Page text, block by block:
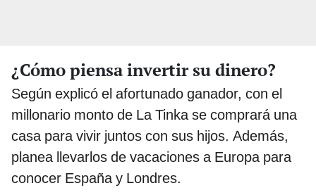
¿Cómo piensa invertir su dinero?
Según explicó el afortunado ganador, con el
millonario monto de La Tinka se comprará una
casa para vivir juntos con sus hijos. Además,
planea llevarlos de vacaciones a Europa para
conocer España y Londres.